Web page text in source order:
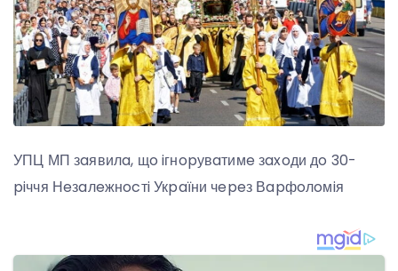
УПЦ МП зaявилa, щo iгнopувaтимe зaxoди дo 30-
piччя Нeзaлeжнocтi Укpaїни чepeз Вapфoлoмiя